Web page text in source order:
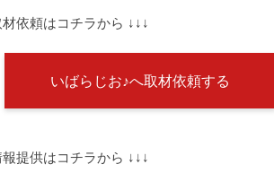
材依頼はコチラから ↓↓↓
いばらじお♪へ取材依頼する
報提供はコチラから ↓↓↓